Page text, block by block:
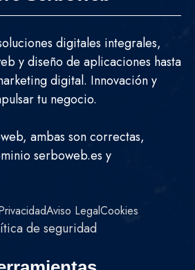
digitales integrales,
y diseño de aplicaciones hasta
digital. Innovación y
tu negocio.
ambas son correctas,
serboweb.es y
Aviso LegalCookies
de seguridad